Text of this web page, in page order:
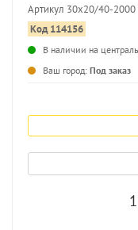
Артикул 30х20/40-2000
Код 114156
В наличии на
Ваш город: Под заказ